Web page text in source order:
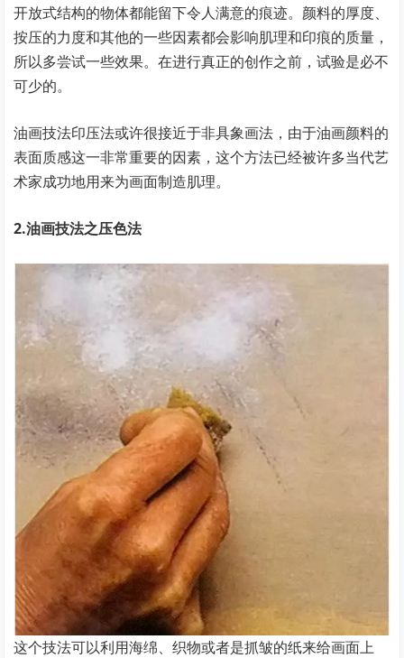
开放式结构的物体都能留下令人满意的痕迹。颜料的厚度、
按压的力度和其他的一些因素都会影响肌理和印痕的质量，
所以多尝试一些效果。在进行真正的创作之前，试验是必不
可少的。
油画技法印压法或许很接近于非具象画法，由于油画颜料的
表面质感这一非常重要的因素，这个方法已经被许多当代艺
术家成功地用来为画面制造肌理。
2.油画技法之压色法
这个技法可以利用海绵、织物或者是抓皱的纸来给画面上